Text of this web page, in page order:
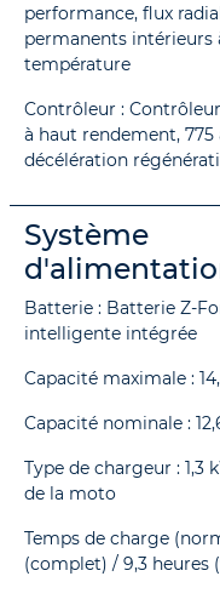
performance, flux
permanents intérieurs
température
Contrôleur :
à haut rendement, 775
décélération
Système
Batterie : Batterie Z-
intelligente intégrée
Capacité maximale :
Capacité nominale :
Type de chargeur : 1,3
de la moto
Temps de charge
(complet) / 9,3 heures